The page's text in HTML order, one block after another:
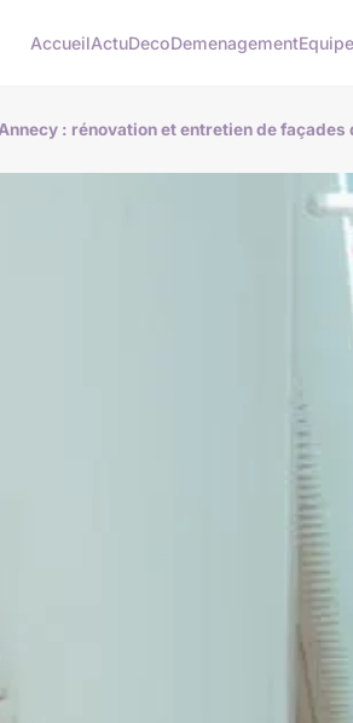
AccueilActuDecoDemenagement
: rénovation et entretien de façades